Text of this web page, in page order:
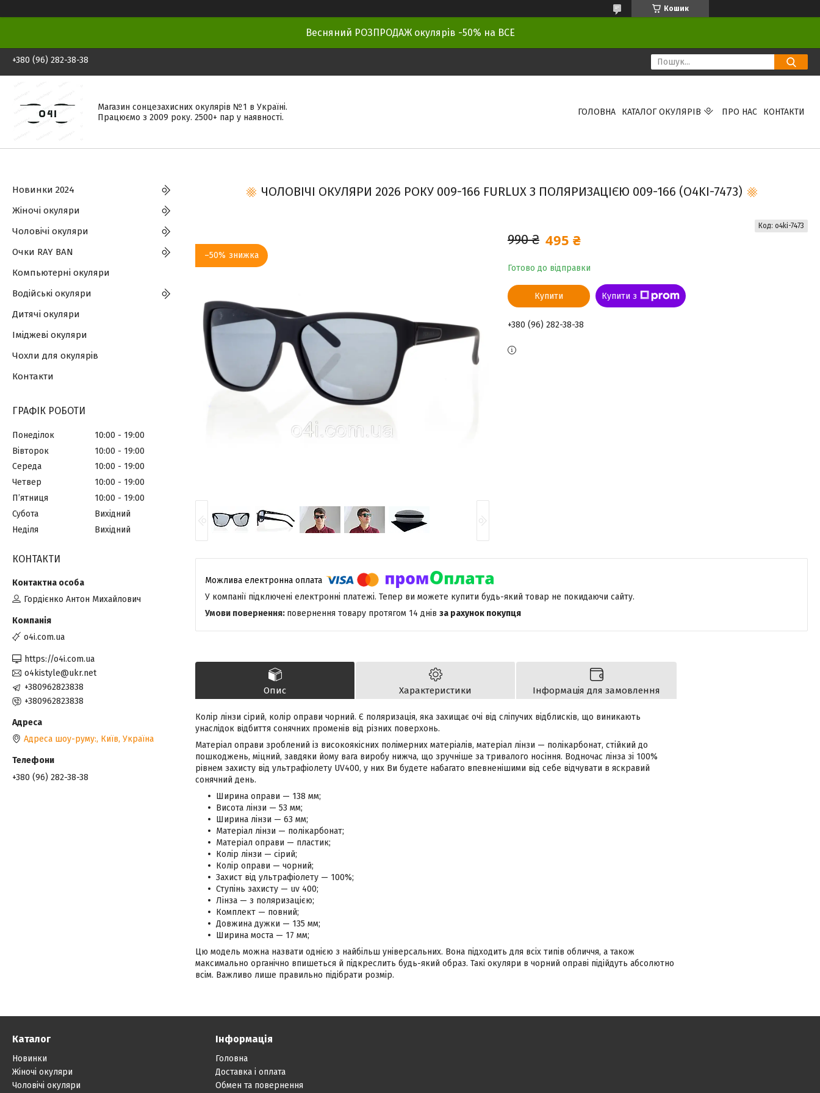
Кошик
Весняний РОЗПРОДАЖ окулярів -50% на ВСЕ
+380 (96) 282-38-38
Магазин сонцезахисних окулярів №1 в Україні.
Працюємо з 2009 року. 2500+ пар у наявності.
ГОЛОВНА КАТАЛОГ ОКУЛЯРІВ ПРО НАС КОНТАКТИ
ЧОЛОВІЧІ ОКУЛЯРИ 2026 РОКУ 009-166 FURLUX З ПОЛЯРИЗАЦІЄЮ 009-166 (O4KI-7473)
–50%
990 ₴ 495 ₴
Готово до відправки
Код: o4ki-7473
Купити Купити з
+380 (96) 282-38-38
У компанії підключені електронні платежі. Тепер ви можете купити будь-який товар не покидаючи сайту.
повернення товару протягом 14 днів за рахунок покупця
Опис Характеристики Інформація для замовлення
Колір лінзи сірий, колір оправи чорний. Є поляризація, яка захищає очі від сліпучих відблисків, що виникають
унаслідок відбиття сонячних променів від різних поверхонь.
Матеріал оправи зроблений із високоякісних полімерних матеріалів, матеріал лінзи — полікарбонат, стійкий до
пошкоджень, міцний, завдяки йому вага виробу нижча, що зручніше за тривалого носіння. Водночас лінза зі 100%
рівнем захисту від ультрафіолету UV400, у них Ви будете набагато впевненішими від себе відчувати в яскравий
сонячний день.
Ширина оправи — 138 мм;
Висота лінзи — 53 мм;
Ширина лінзи — 63 мм;
Матеріал лінзи — полікарбонат;
Матеріал оправи — пластик;
Колір лінзи — сірий;
Колір оправи — чорний;
Захист від ультрафіолету — 100%;
Ступінь захисту — uv 400;
Лінза — з поляризацією;
Комплект — повний;
Довжина дужки — 135 мм;
Ширина моста — 17 мм;
Цю модель можна назвати однією з найбільш універсальних. Вона підходить для всіх типів обличчя, а також
максимально органічно впишеться й підкреслить будь-який образ. Такі окуляри в чорний оправі підійдуть абсолютно
всім. Важливо лише правильно підібрати розмір.
Новинки 2024
Жіночі окуляри
Чоловічі окуляри
Очки RAY BAN
Компьютерні окуляри
Водійські окуляри
Дитячі окуляри
Іміджеві окуляри
Чохли для окулярів
Контакти
ГРАФІК РОБОТИ
Понеділок 10:00
19:00
Вівторок
10:00
19:00
Середа
10:00
19:00
Четвер
10:00
19:00
Пʼятниця
10:00
19:00
Субота
Вихідний
Неділя
Вихідний
КОНТАКТИ
Гордієнко Антон Михайлович
o4i.com.ua
https://o4i.com.ua
o4kistyle@ukr.net
+380962823838
+380962823838
Адреса шоу-руму:, Київ, Україна
+380 (96) 282-38-38
Каталог
Новинки
Жіночі окуляри
Чоловічі окуляри
Інформація
Головна
Доставка і оплата
Обмен та повернення